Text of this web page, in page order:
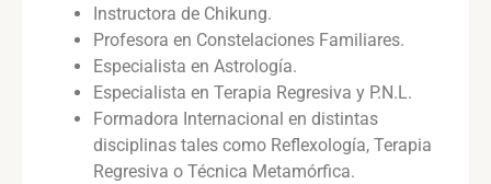
Instructora de Chikung.
Profesora en Constelaciones Familiares.
Especialista en Astrología.
Especialista en Terapia Regresiva y P.N.L.
Formadora Internacional en distintas
disciplinas tales como Reflexología, Terapia
Regresiva o Técnica Metamórfica.